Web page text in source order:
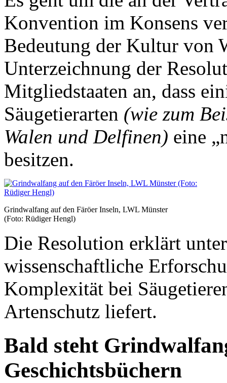
Konvention im Konsens
Bedeutung der Kultur von
Unterzeichnung der
Mitgliedstaaten an, dass
Säugetierarten (wie zum
Walen und Delfinen) eine
besitzen.
Grindwalfang auf den Färöer Inseln, LWL Münster
(Foto: Rüdiger Hengl)
Die Resolution erklärt
wissenschaftliche
Komplexität bei
Artenschutz liefert.
Bald steht
Geschichtsbüchern